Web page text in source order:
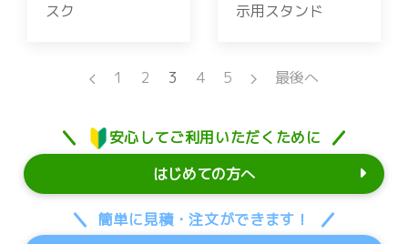
スク
示用スタンド
1 2 3 4 5 最後へ
安心してご利用いただくために
はじめての方へ
簡単に見積・注文ができます！